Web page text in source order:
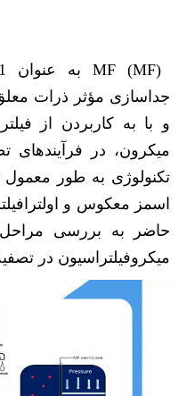
جداسازی مؤثر ذرات
میکرون، در فرآیندهای
تکنولوژی به طور معمول
اسمز معکوس و
حاضر به بررسی مراحل
میکروفیلتراسیون در